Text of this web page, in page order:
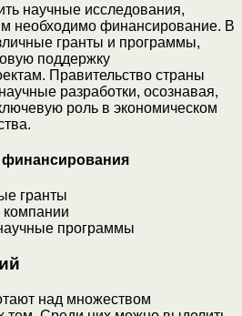
научные исследования,
необходимо финансирование. В
гранты и программы,
поддержку
Правительство страны
разработки, осознавая,
роль в экономическом
гранты
программы
над множеством